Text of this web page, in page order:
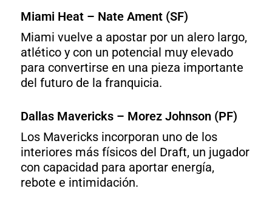
Miami Heat – Nate Ament (SF)
Miami vuelve a apostar por un alero largo,
atlético y con un potencial muy elevado
para convertirse en una pieza importante
del futuro de la franquicia.
Dallas Mavericks – Morez Johnson (PF)
Los Mavericks incorporan uno de los
interiores más físicos del Draft, un jugador
con capacidad para aportar energía,
rebote e intimidación.